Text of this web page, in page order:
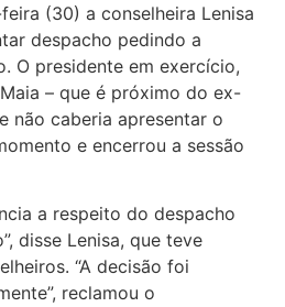
(30) a conselheira Lenisa
despacho pedindo a
O presidente em exercício,
– que é próximo do ex-
não caberia apresentar o
e encerrou a sessão
a respeito do despacho
disse Lenisa, que teve
“A decisão foi
reclamou o